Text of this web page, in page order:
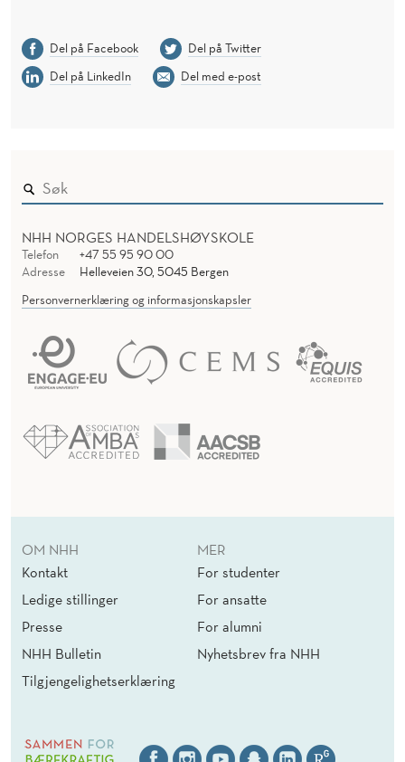
Del på Facebook
Del på Twitter
Del på LinkedIn
Del med e-post
NHH NORGES HANDELSHØYSKOLE
Telefon
+47 55 95 90 00
Adresse
Helleveien 30, 5045 Bergen
Personvernerklæring og informasjonskapsler
OM NHH
Kontakt
Ledige stillinger
Presse
NHH Bulletin
Tilgjengelighetserklæring
MER
For studenter
For ansatte
For alumni
Nyhetsbrev fra NHH